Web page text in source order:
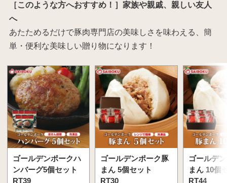
［このような方へおすすめ！］家族や親戚、親しい友人
へ
あたためるだけで豚肉専門店の美味しさを味わえる、簡
単・便利な美味しい贈り物になります！
ゴールデンポークハ
ンバーグ5個セット
RT39
ゴールデンポーク豚
まん 5個セット
RT30
ゴールデ
まん 10個
RT44